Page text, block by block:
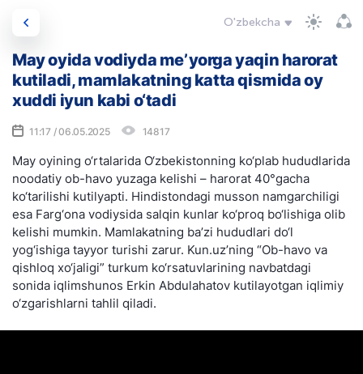
O'zbekcha
May oyida vodiyda me’yorga yaqin harorat
kutiladi, mamlakatning katta qismida oy
xuddi iyun kabi o‘tadi
11:17 / 06.05.2025 14817
May oyining o‘rtalarida O‘zbekistonning ko‘plab hududlarida
noodatiy ob-havo yuzaga kelishi – harorat 40°gacha
ko‘tarilishi kutilyapti. Hindistondagi musson namgarchiligi
esa Farg‘ona vodiysida salqin kunlar ko‘proq bo‘lishiga olib
kelishi mumkin. Mamlakatning ba’zi hududlari do‘l
yog‘ishiga tayyor turishi zarur. Kun.uz’ning “Ob-havo va
qishloq xo‘jaligi” turkum ko‘rsatuvlarining navbatdagi
sonida iqlimshunos Erkin Abdulahatov kutilayotgan iqlimiy
o‘zgarishlarni tahlil qiladi.